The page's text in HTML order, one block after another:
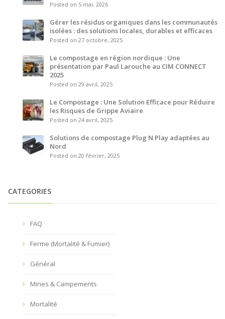
Posted on 5 mai, 2026
Gérer les résidus organiques dans les communautés
isolées : des solutions locales, durables et efficaces
Posted on 27 octobre, 2025
Le compostage en région nordique : Une
présentation par Paul Larouche au CIM CONNECT
2025
Posted on 29 avril, 2025
Le Compostage : Une Solution Efficace pour Réduire
les Risques de Grippe Aviaire
Posted on 24 avril, 2025
Solutions de compostage Plug N Play adaptées au
Nord
Posted on 20 février, 2025
CATEGORIES
FAQ
Ferme (Mortalité & Fumier)
Général
Mines & Campements
Mortalité